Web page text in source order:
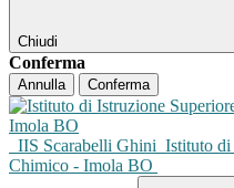
Chiudi
Conferma
Annulla Conferma
IIS Scarabelli Ghini Istituto di
Chimico - Imola BO